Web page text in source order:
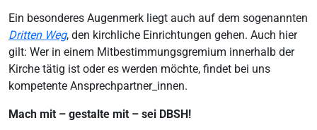
Ein besonderes Augenmerk liegt auch auf dem sogenannten
Dritten Weg, den kirchliche Einrichtungen gehen. Auch hier
gilt: Wer in einem Mitbestimmungsgremium innerhalb der
Kirche tätig ist oder es werden möchte, findet bei uns
kompetente Ansprechpartner_innen.
Mach mit – gestalte mit – sei DBSH!